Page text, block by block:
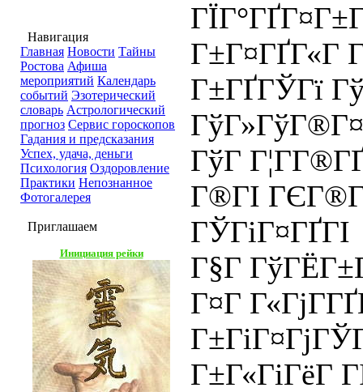
Навигация
Главная Новости Тайны
Ростова Афиша
мероприятий Календарь
событий Эзотерический
словарь Астрологический
прогноз Сервис гороскопов
Гадания и предсказания
Успех, удача, деньги
Психология Оздоровление
Практики Непознанное
Фотогалерея
Приглашаем
Инициация рейки
Г±Г¤ГҐГ«Г
Г±ГҐГЎГї
ГўГ
Г®ГІ
ГЎГіГ¤ГҐГІ
Г§Г
Г¤Г
Г±Г«ГіГёГ